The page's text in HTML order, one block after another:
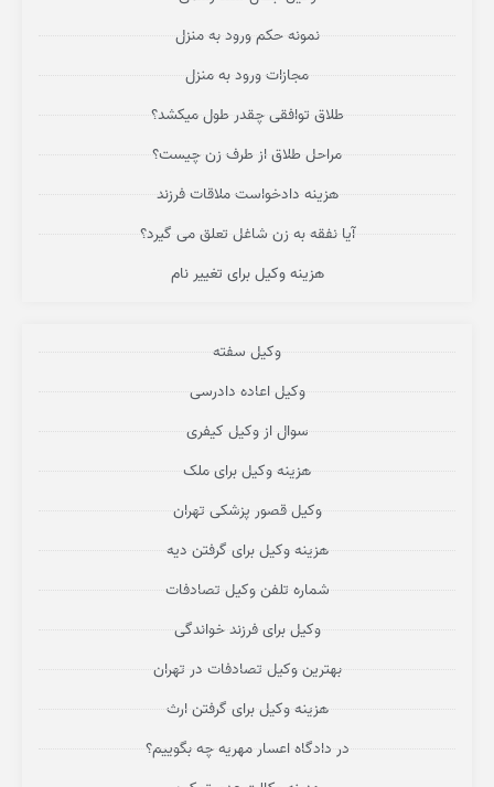
نمونه حکم ورود به منزل
مجازات ورود به منزل
طلاق توافقی چقدر طول میکشد؟
مراحل طلاق از طرف زن چیست؟
هزینه دادخواست ملاقات فرزند
آیا نفقه به زن شاغل تعلق می گیرد؟
هزینه وکیل برای تغییر نام
وکیل سفته
وکیل اعاده دادرسی
سوال از وکیل کیفری
هزینه وکیل برای ملک
وکیل قصور پزشکی تهران
هزینه وکیل برای گرفتن دیه
شماره تلفن وکیل تصادفات
وکیل برای فرزند خواندگی
بهترین وکیل تصادفات در تهران
هزینه وکیل برای گرفتن ارث
در دادگاه اعسار مهریه چه بگوییم؟